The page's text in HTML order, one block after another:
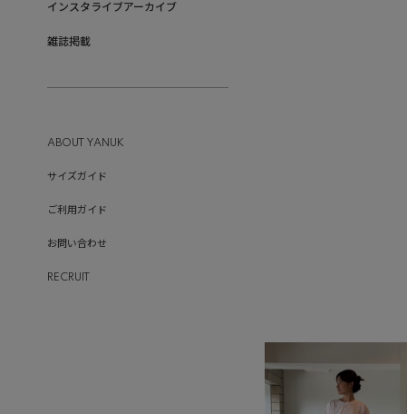
インスタライブアーカイブ
雑誌掲載
ABOUT YANUK
サイズガイド
ご利用ガイド
お問い合わせ
RECRUIT